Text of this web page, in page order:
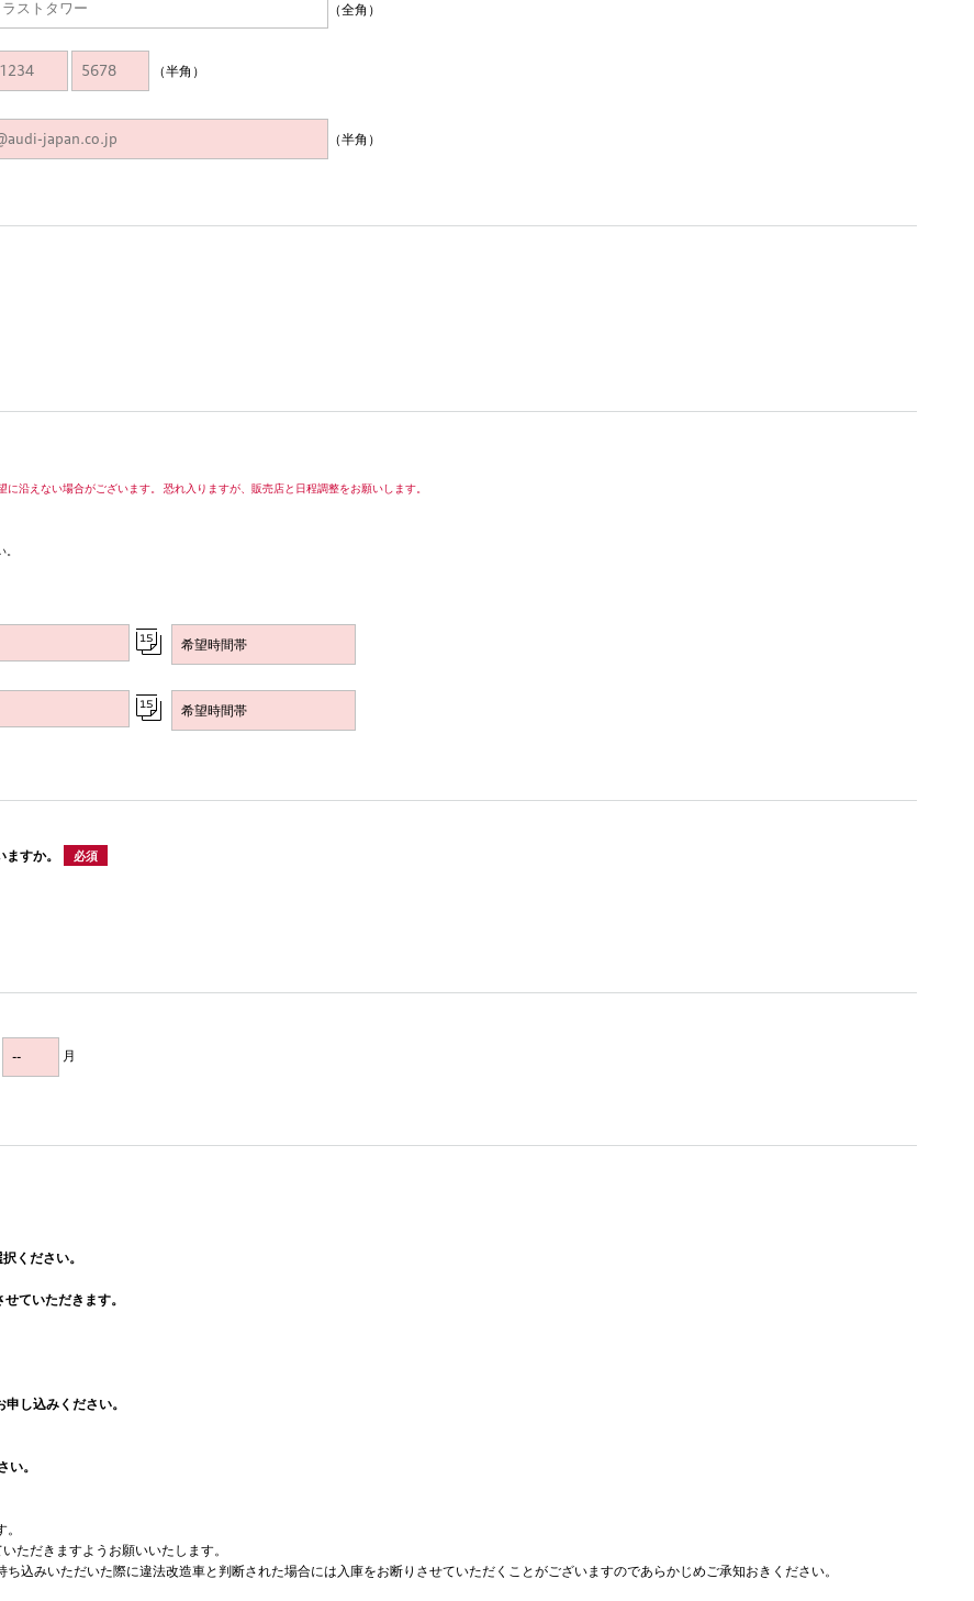
（全角）
（半角）
（半角）
沿えない場合がございます。 恐れ入りますが、販売店と日程調整をお願いします。
すか。 必須
月
ください。
ていただきます。
し込みください。
。
ただきますようお願いいたします。
込みいただいた際に違法改造車と判断された場合には入庫をお断りさせていただくことがございますのであらかじめご承知おきください。